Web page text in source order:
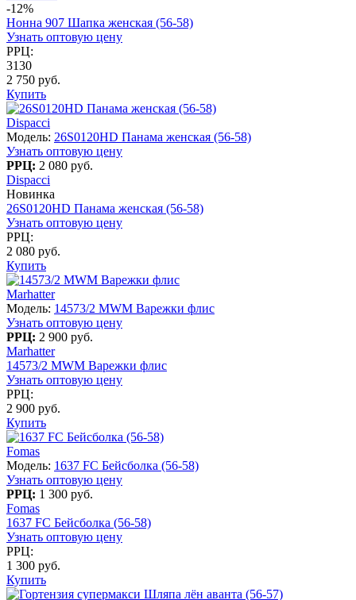
-12%
Нонна 907 Шапка женская (56-58)
Узнать оптовую цену
РРЦ:
3130
2 750 руб.
Купить
Dispacci
Модель: 26S0120HD Панама женская (56-58)
Узнать оптовую цену
РРЦ: 2 080 руб.
Dispacci
Новинка
26S0120HD Панама женская (56-58)
Узнать оптовую цену
РРЦ:
2 080 руб.
Купить
Marhatter
Модель: 14573/2 MWM Варежки флис
Узнать оптовую цену
РРЦ: 2 900 руб.
Marhatter
14573/2 MWM Варежки флис
Узнать оптовую цену
РРЦ:
2 900 руб.
Купить
Fomas
Модель: 1637 FC Бейсболка (56-58)
Узнать оптовую цену
РРЦ: 1 300 руб.
Fomas
1637 FC Бейсболка (56-58)
Узнать оптовую цену
РРЦ:
1 300 руб.
Купить